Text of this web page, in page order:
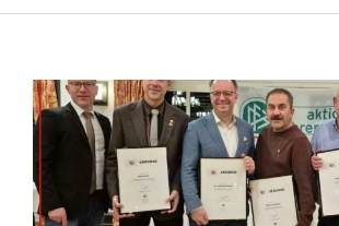
Navigation
Mitglieder
Mannschaften